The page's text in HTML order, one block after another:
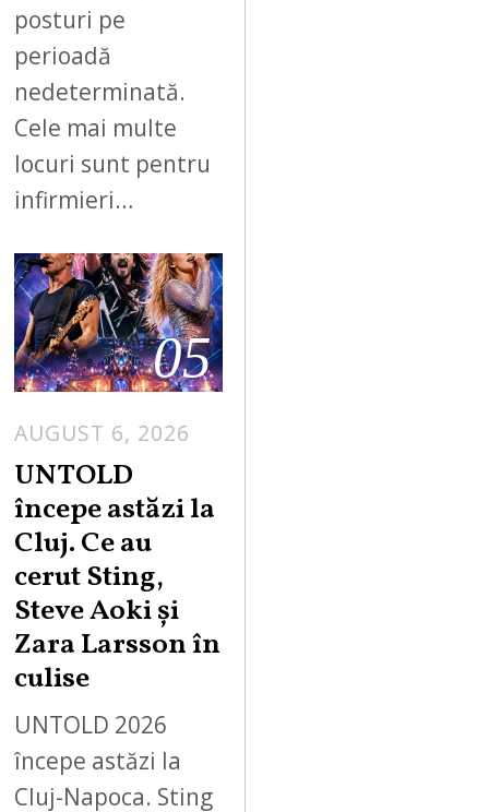
posturi pe
perioadă
nedeterminată.
Cele mai multe
locuri sunt pentru
infirmieri…
05
AUGUST 6, 2026
UNTOLD
începe astăzi la
Cluj. Ce au
cerut Sting,
Steve Aoki și
Zara Larsson în
culise
UNTOLD 2026
începe astăzi la
Cluj-Napoca. Sting